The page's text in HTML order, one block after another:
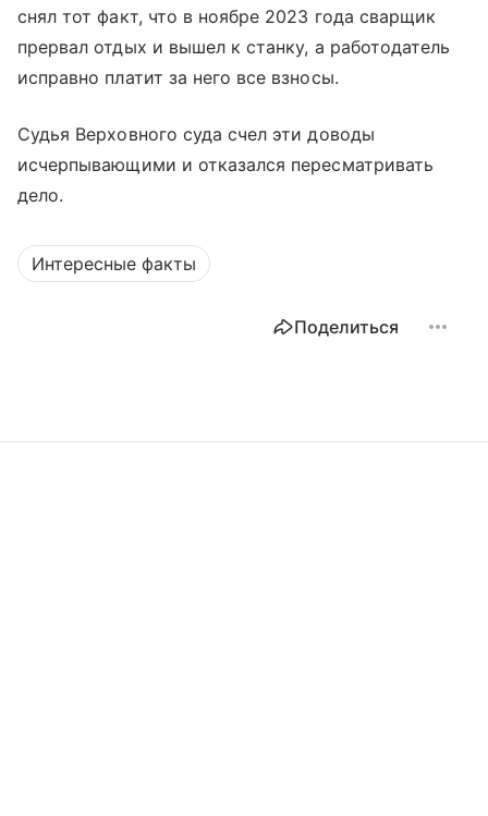
снял тот факт, что в ноябре 2023 года сварщик
прервал отдых и вышел к станку, а работодатель
исправно платит за него все взносы.
Судья Верховного суда счел эти доводы
исчерпывающими и отказался пересматривать
дело.
Интересные факты
Поделиться